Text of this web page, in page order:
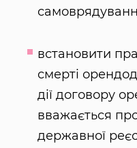
встановити
смерті
дії договору
вважається
державної